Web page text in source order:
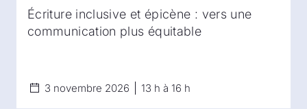
Écriture inclusive et épicène : vers une
communication plus équitable
3 novembre 2026 13 h à 16 h